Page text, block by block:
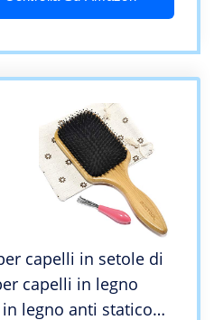
capelli in setole di
capelli in legno
legno anti statico